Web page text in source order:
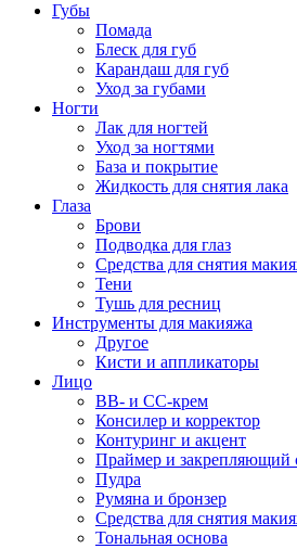
Губы
Помада
Блеск для губ
Карандаш для губ
Уход за губами
Ногти
Лак для ногтей
Уход за ногтями
База и покрытие
Жидкость для снятия лака
Глаза
Брови
Подводка для глаз
Средства для снятия
Тени
Тушь для ресниц
Инструменты для макияжа
Другое
Кисти и аппликаторы
Лицо
BB- и CC-крем
Консилер и корректор
Контуринг и акцент
Праймер и закрепляющий
Пудра
Румяна и бронзер
Средства для снятия
Тональная основа